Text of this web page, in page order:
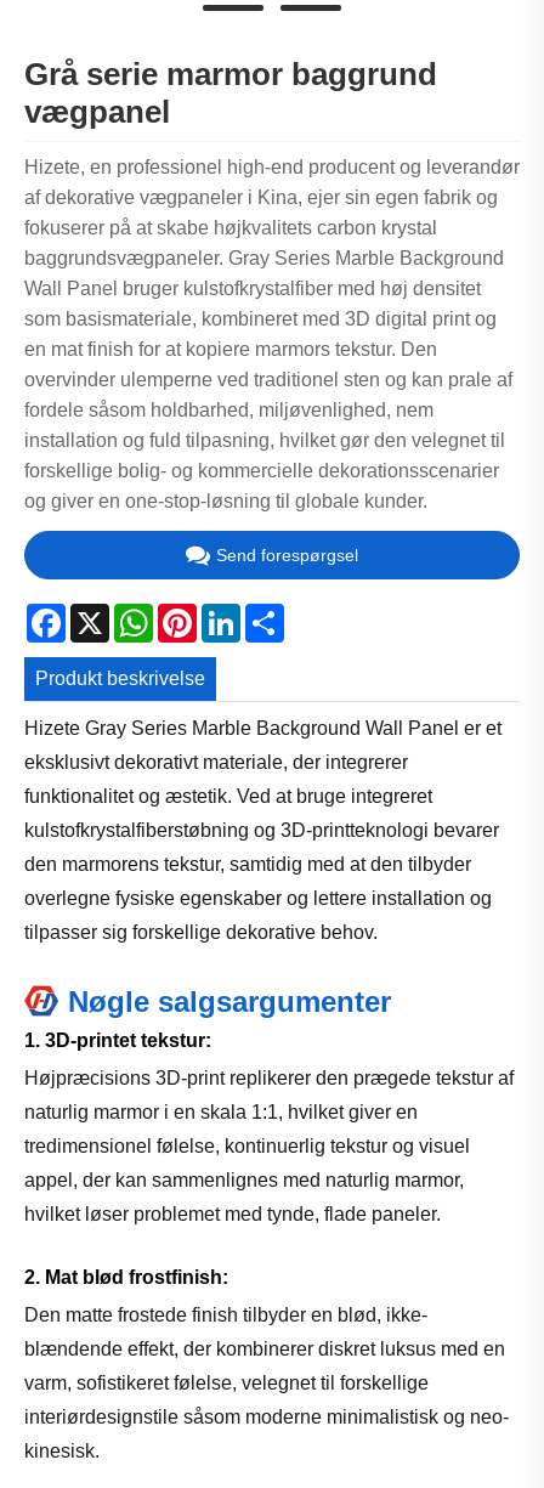
Grå serie marmor baggrund
vægpanel
Hizete, en professionel high-end producent og leverandør
af dekorative vægpaneler i Kina, ejer sin egen fabrik og
fokuserer på at skabe højkvalitets carbon krystal
baggrundsvægpaneler. Gray Series Marble Background
Wall Panel bruger kulstofkrystalfiber med høj densitet
som basismateriale, kombineret med 3D digital print og
en mat finish for at kopiere marmors tekstur. Den
overvinder ulemperne ved traditionel sten og kan prale af
fordele såsom holdbarhed, miljøvenlighed, nem
installation og fuld tilpasning, hvilket gør den velegnet til
forskellige bolig- og kommercielle dekorationsscenarier
og giver en one-stop-løsning til globale kunder.
Send forespørgsel
Facebook
X WhatsApp
PinterestLinkedIn
Produkt beskrivelse
Hizete Gray Series Marble Background Wall Panel er et
eksklusivt dekorativt materiale, der integrerer
funktionalitet og æstetik. Ved at bruge integreret
kulstofkrystalfiberstøbning og 3D-printteknologi bevarer
den marmorens tekstur, samtidig med at den tilbyder
overlegne fysiske egenskaber og lettere installation og
tilpasser sig forskellige dekorative behov.
Nøgle salgsargumenter
1. 3D-printet tekstur:
Højpræcisions 3D-print replikerer den prægede tekstur af
naturlig marmor i en skala 1:1, hvilket giver en
tredimensionel følelse, kontinuerlig tekstur og visuel
appel, der kan sammenlignes med naturlig marmor,
hvilket løser problemet med tynde, flade paneler.
2. Mat blød frostfinish:
Den matte frostede finish tilbyder en blød, ikke-
blændende effekt, der kombinerer diskret luksus med en
varm, sofistikeret følelse, velegnet til forskellige
interiørdesignstile såsom moderne minimalistisk og neo-
kinesisk.